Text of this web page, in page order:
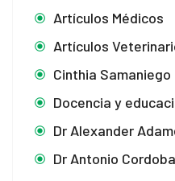
panel
panel
panel
panel
Artículos Médicos
Artículos
Cinthia Samaniego
Docencia y
Dr Alexander
Dr Antonio Cordoba